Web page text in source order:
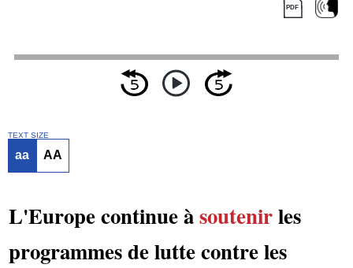
TEXT SIZE
aa AA
L'Europe continue àsoutenirles
programmes de lutte contre les